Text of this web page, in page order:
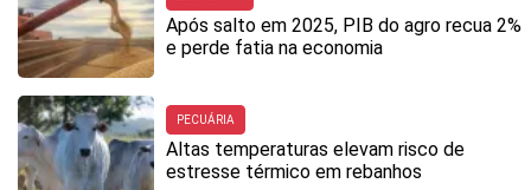
Após salto em 2025, PIB do agro recua 2%
e perde fatia na economia
PECUÁRIA
Altas temperaturas elevam risco de
estresse térmico em rebanhos